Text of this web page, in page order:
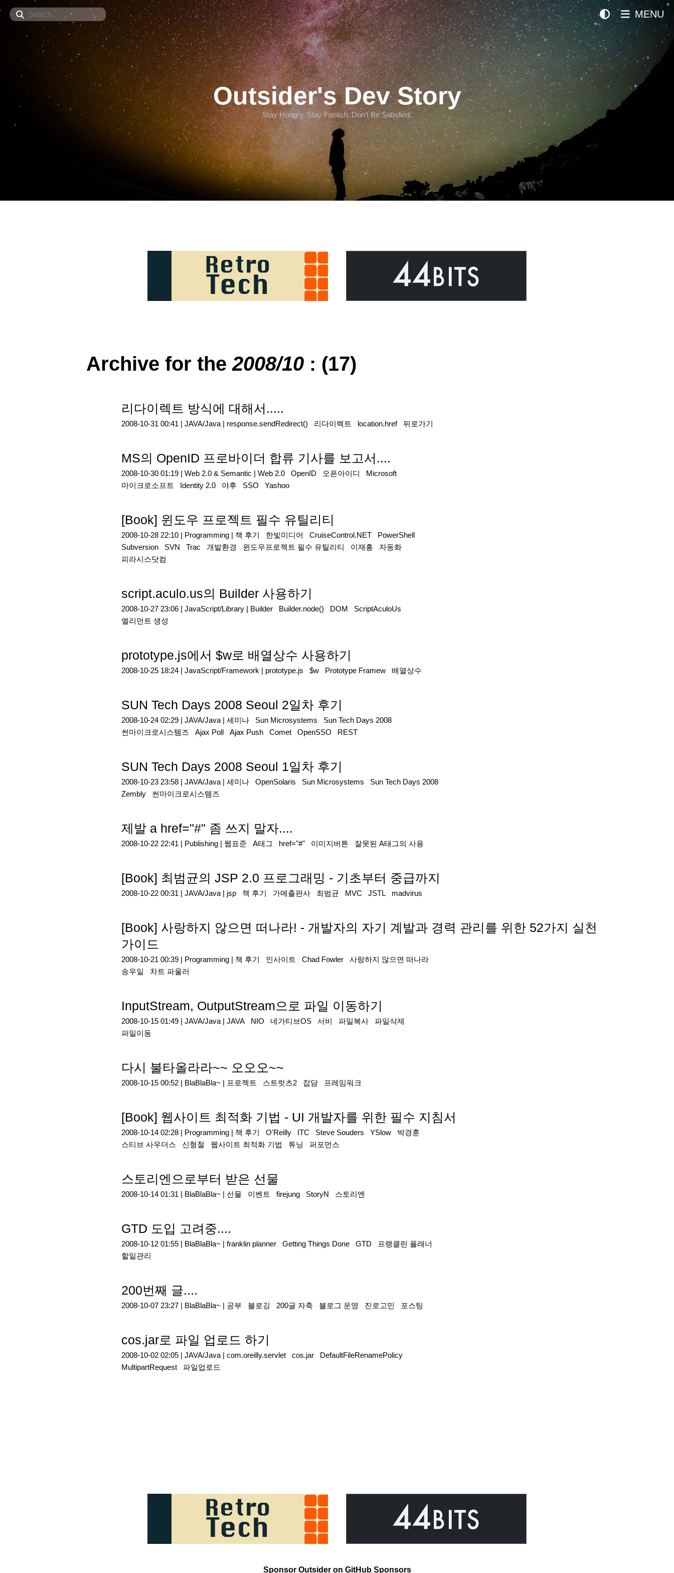
Search
Outsider's Dev Story
Stay Hungry. Stay Foolish. Don't Be Satisfied.
MENU
Archive for the2008/10 : (17)
리다이렉트 방식에 대해서.....
2008-10-31 00:41 | JAVA/Java | response.sendRedirect() 리다이렉트 location.href 뒤로가기
MS의 OpenID 프로바이더 합류 기사를 보고서....
2008-10-30 01:19 | Web 2.0 & Semantic | Web 2.0 OpenID 오픈아이디
Microsoft
마이크로소프트
Identity 2.0 야후 SSO Yashoo
[Book] 윈도우 프로젝트 필수 유틸리티
2008-10-28 22:10 | Programming | 책 후기 한빛미디어 CruiseControl.NET
PowerShell
Subversion
SVN Trac 개발환경 윈도우프로젝트 필수 유틸리티 이재홍
자동화
피라시스닷컴
script.aculo.us의 Builder 사용하기
2008-10-27 23:06 | JavaScript/Library | Builder Builder.node() DOM
ScriptAculoUs
엘리먼트 생성
prototype.js에서 $w로 배열상수 사용하기
2008-10-25 18:24 | JavaScript/Framework | prototype.js $w Prototype Framew 배열상수
SUN Tech Days 2008 Seoul 2일차 후기
2008-10-24 02:29 | JAVA/Java | 세미나 Sun Microsystems
Sun Tech Days 2008
썬마이크로시스템즈
Ajax Poll Ajax Push Comet OpenSSO REST
SUN Tech Days 2008 Seoul 1일차 후기
2008-10-23 23:58 | JAVA/Java | 세미나 OpenSolaris Sun Microsystems
Sun Tech Days 2008
Zembly
썬마이크로시스템즈
제발 a href="#" 좀 쓰지 말자....
2008-10-22 22:41 | Publishing | 웹표준 A태그 href="#" 이미지버튼 잘못된 A태그의 사용
[Book] 최범균의 JSP 2.0 프로그래밍 - 기초부터 중급까지
2008-10-22 00:31 | JAVA/Java | jsp 책 후기 가메출판사 최범균 MVC JSTL madvirus
[Book] 사랑하지 않으면 떠나라! - 개발자의 자기 계발과 경력 관리를 위한 52가지 실천
가이드
2008-10-21 00:39 | Programming | 책 후기 인사이트 Chad Fowler
사랑하지 않으면 떠나라
송우일
차트 파울러
InputStream, OutputStream으로 파일 이동하기
2008-10-15 01:49 | JAVA/Java | JAVA NIO 네가티브OS 서비 파일복사
파일삭제
파일이동
다시 불타올라라~~ 오오오~~
2008-10-15 00:52 | BlaBlaBla~ | 프로젝트 스트럿츠2 잡담 프레임워크
[Book] 웹사이트 최적화 기법 - UI 개발자를 위한 필수 지침서
2008-10-14 02:28 | Programming | 책 후기 O'Reilly ITC Steve Souders YSlow
박경훈
스티브 사우더스
신형철 웹사이트 최적화 기법 튜닝 퍼포먼스
스토리엔으로부터 받은 선물
2008-10-14 01:31 | BlaBlaBla~ | 선물 이벤트 firejung StoryN 스토리엔
GTD 도입 고려중....
2008-10-12 01:55 | BlaBlaBla~ | franklin planner Getting Things Done GTD
프랭클린 플래너
할일관리
200번째 글....
2008-10-07 23:27 | BlaBlaBla~ | 공부 블로깅 200글 자축 블로그 운영 진로고민 포스팅
cos.jar로 파일 업로드 하기
2008-10-02 02:05 | JAVA/Java | com.oreilly.servlet cos.jar
DefaultFileRenamePolicy
MultipartRequest
파일업로드
Sponsor Outsider on GitHub Sponsors